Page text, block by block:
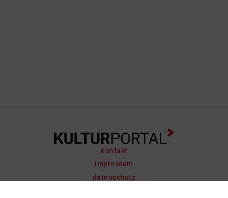
Kontakt
impressum
datenschutz